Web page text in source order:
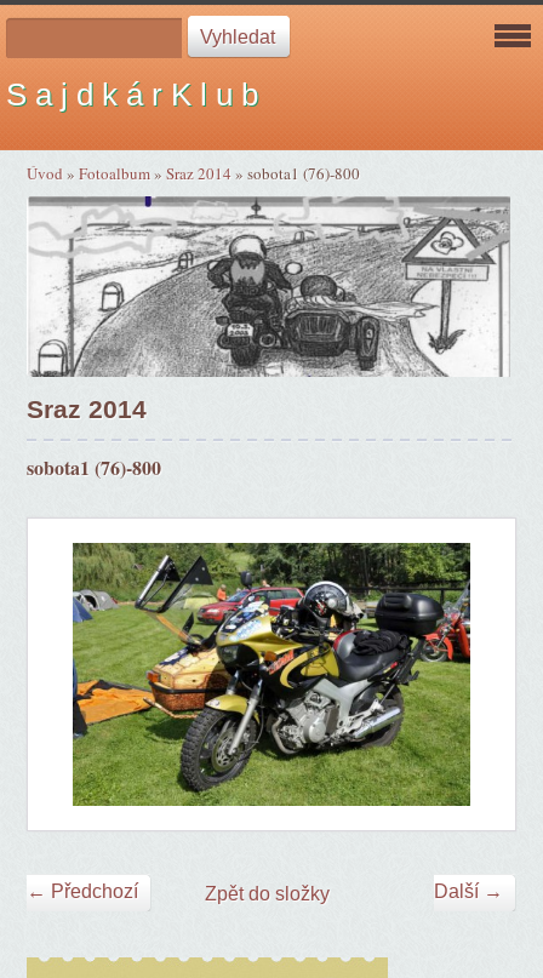
S a j d k á r K l u b
Úvod »Fotoalbum»Sraz 2014»sobota1 (76)-800
Sraz 2014
sobota1 (76)-800
← Předchozí Další →
Zpět do složky